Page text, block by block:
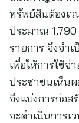
ทรัพย์สินต้องเ
ประมาณ
รายการ จึงจำ
เพื่อให้การใช้
ประชาชนเห็น
จึงแบ่งการก่อส
จะดำเนินการเ